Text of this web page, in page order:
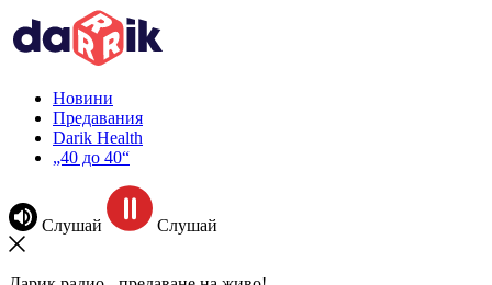
Новини
Предавания
Darik Health
„40 до 40“
Слушай Слушай